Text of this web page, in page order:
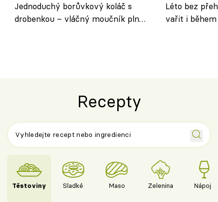
Jednoduchý borůvkový koláč s
drobenkou – vláčný moučník plný
Léto bez
vařit i
Recepty
Těstoviny Sladké Maso Zelenina Nápoje